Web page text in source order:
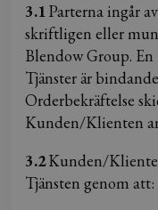
3.1Parterna ingår
skriftligen eller
Blendow Group.
Tjänster är
Orderbekräftelse
Kunden/Klienten
3.2Kunden/
Tjänsten genom att: